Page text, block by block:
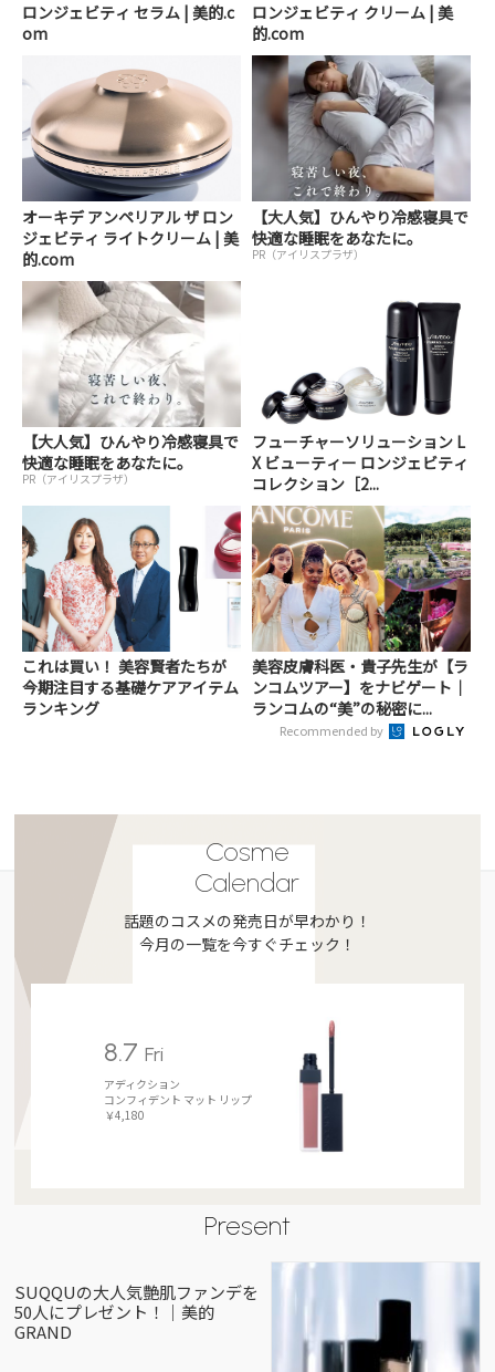
ロンジェビティ セラム | 美的.c
om
ロンジェビティ クリーム | 美
的.com
オーキデ アンペリアル ザ ロン
ジェビティ ライトクリーム | 美
的.com
【大人気】ひんやり冷感寝具で
快適な睡眠をあなたに。
PR（アイリスプラザ）
【大人気】ひんやり冷感寝具で
快適な睡眠をあなたに。
PR（アイリスプラザ）
フューチャーソリューション L
X ビューティー ロンジェビティ
コレクション［2...
これは買い！ 美容賢者たちが
今期注目する基礎ケアアイテム
ランキング
美容皮膚科医・貴子先生が【ラ
ンコムツアー】をナビゲート｜
ランコムの“美”の秘密に...
Recommended by
Cosme
Calendar
話題のコスメの発売日が早わかり！
今月の一覧を今すぐチェック！
8.7Fri
アディクション
コンフィデント マット リップ
￥4,180
Present
SUQQUの大人気艶肌ファンデを
50人にプレゼント！｜美的
GRAND